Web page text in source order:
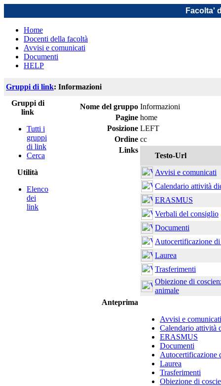
Facolta'
Home
Docenti della facoltà
Avvisi e comunicati
Documenti
HELP
Gruppi di link: Informazioni
Gruppi di
link
Tutti i
gruppi
di link
Cerca
Utilità
Elenco
dei
link
Nome del gruppo Informazioni
Pagine home
Posizione LEFT
Ordine cc
Links
Testo-Url
Avvisi e comunicati
Calendario attività
ERASMUS
Verbali del consiglio
Documenti
Autocertificazione
Laurea
Trasferimenti
Obiezione di
animale
Anteprima
Avvisi e comunicati
Calendario attività
ERASMUS
Documenti
Autocertificazione
Laurea
Trasferimenti
Obiezione di